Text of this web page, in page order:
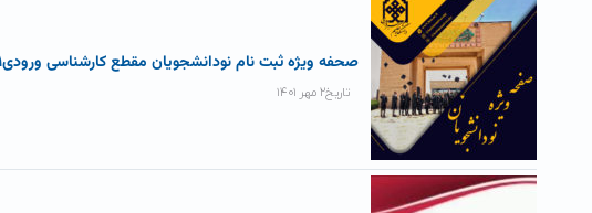
صحفه ویژه ثبت نام نودانشجویان مقطع کارشناسی ورودی۱۴۰۱
تاریخ۲ مهر ۱۴۰۱